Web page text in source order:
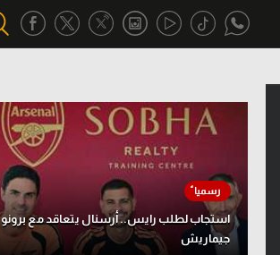
أقسام خاصة
Gamers
تحقيق في الجول
تقرير في الجول
استجاب لطلب رايس.. أرسنال يتعاقد مع برونو
جيماريش